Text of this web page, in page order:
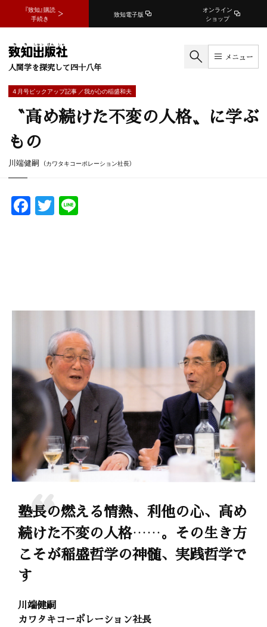
『致知』購読
手続き
致知電子版
オンライン
ショップ
人間学を探究して四十八年
メニュー
4 月号ピックアップ記事 ／我が心の稲盛和夫
〝高め続けた不変の人格〟に学ぶ
もの
川端健嗣 （カワタキコーポレーション社長）
F
a
o
T
w
塾長の燃える情熱、利他の心、高め
続けた不変の人格……。その生き方
こそが稲盛哲学の神髄、実践哲学で
す
川端健嗣
カワタキコーポレーション社長